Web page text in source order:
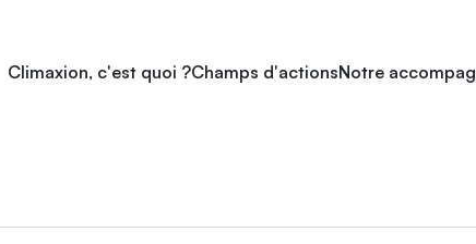
Climaxion, c'est quoi ?Champs d'actionsNotre